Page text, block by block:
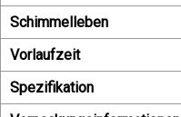
Schimmelleben
Vorlaufzeit
Spezifikation